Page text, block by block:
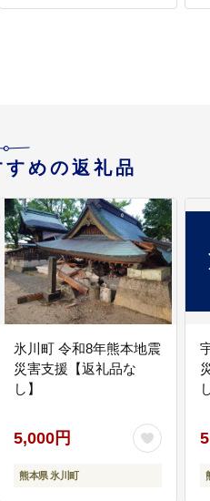
めの返礼品
氷川町 令和8年熊本地震
災害支援【返礼品な
し】
5,000円
熊本県 氷川町